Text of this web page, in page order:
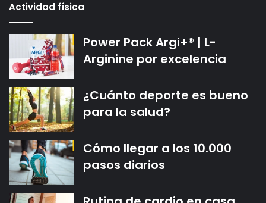
Actividad física
Power Pack Argi+® | L-
Arginine por excelencia
¿Cuánto deporte es bueno
para la salud?
Cómo llegar a los 10.000
pasos diarios